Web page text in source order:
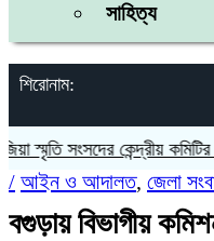
সাহিত্য
শিরোনাম:
সংসদের কেন্দ্রীয় কমিটির সহ-
/ আইন ও আদালত, জেলা
বগুড়ায় বিভাগীয়